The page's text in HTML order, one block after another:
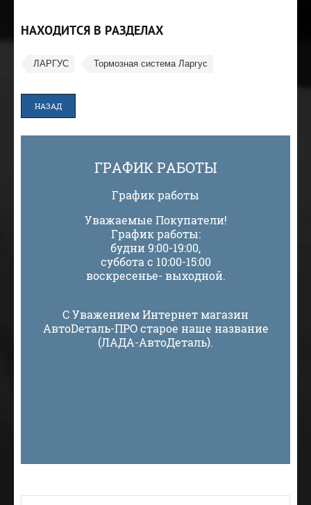
НАХОДИТСЯ В РАЗДЕЛАХ
ЛАРГУС Тормозная система Ларгус
НАЗАД
ГРАФИК РАБОТЫ
График работы
Уважаемые Покупатели!
График работы:
будни 9:00-19:00,
суббота с 10:00-15:00
воскресенье- выходной.
С Уважением Интернет магазин
АвтоDеталь-ПРО старое наше название
(ЛАДА-АвтоДеталь).